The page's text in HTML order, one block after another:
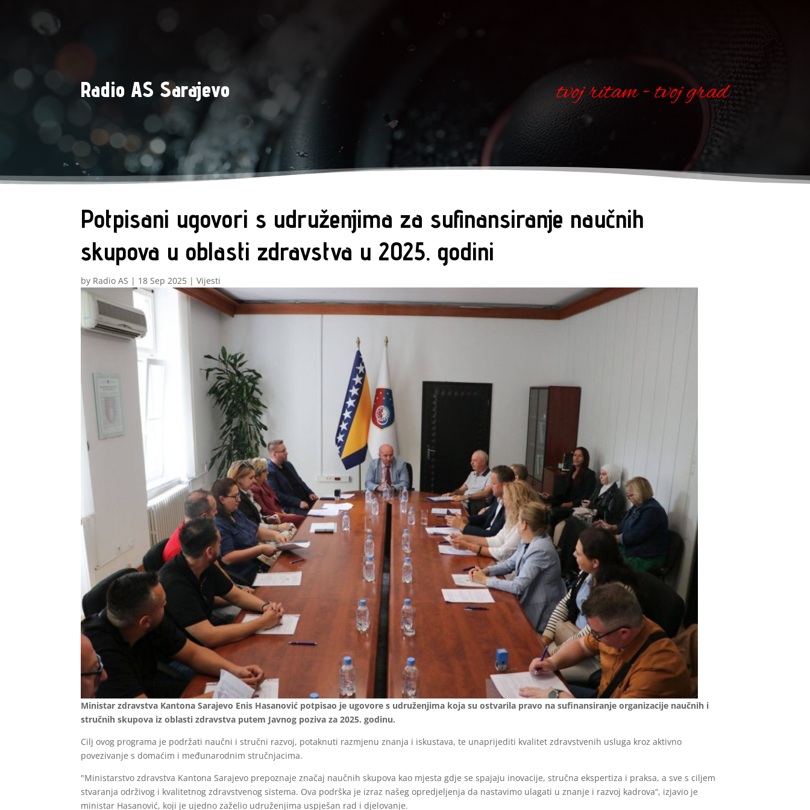
Radio AS Sarajevo tvoj ritam - tvoj grad
Potpisani ugovori s udruženjima za sufinansiranje naučnih
skupova u oblasti zdravstva u 2025. godini
by Radio AS | 18 Sep 2025 |Vijesti
Ministar zdravstva Kantona Sarajevo Enis Hasanović potpisao je ugovore s udruženjima koja su ostvarila pravo na sufinansiranje organizacije naučnih i
stručnih skupova iz oblasti zdravstva putem Javnog poziva za 2025. godinu.
Cilj ovog programa je podržati naučni i stručni razvoj, potaknuti razmjenu znanja i iskustava, te unaprijediti kvalitet zdravstvenih usluga kroz aktivno
povezivanje s domaćim i međunarodnim stručnjacima.
"Ministarstvo zdravstva Kantona Sarajevo prepoznaje značaj naučnih skupova kao mjesta gdje se spajaju inovacije, stručna ekspertiza i praksa, a sve s ciljem
stvaranja održivog i kvalitetnog zdravstvenog sistema. Ova podrška je izraz našeg opredjeljenja da nastavimo ulagati u znanje i razvoj kadrova“, izjavio je
ministar Hasanović, koji je ujedno zaželio udruženjima uspješan rad i djelovanje.